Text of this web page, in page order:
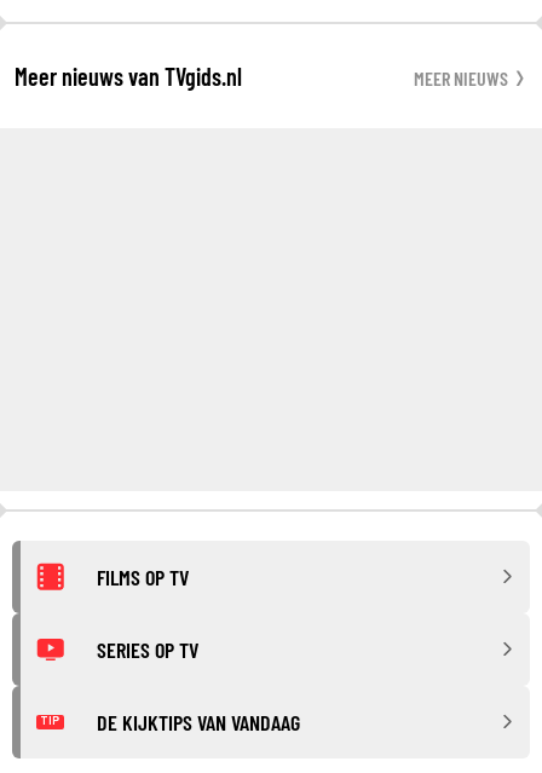
Meer nieuws van TVgids.nl MEER NIEUWS
FILMS OP TV
SERIES OP TV
TIP DE KIJKTIPS VAN VANDAAG